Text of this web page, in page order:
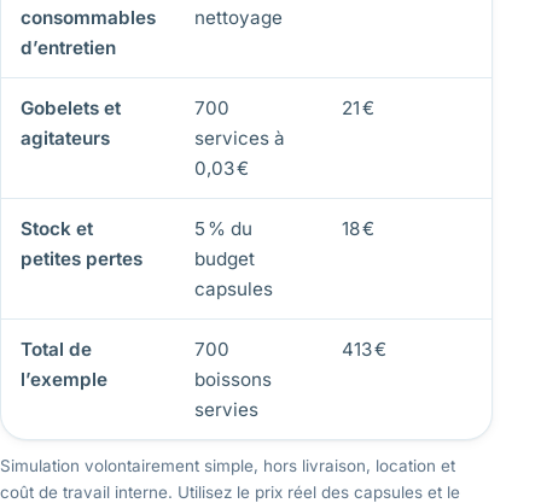
consommables
d’entretien
nettoyage
Gobelets et
agitateurs
700
services à
0,03 €
21 €
Stock et
petites pertes
5 % du
budget
capsules
18 €
Total de
l’exemple
700
boissons
servies
413 €
Simulation volontairement simple, hors livraison, location et
coût de travail interne. Utilisez le prix réel des capsules et le